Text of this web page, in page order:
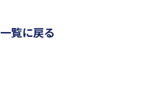
一覧に戻る